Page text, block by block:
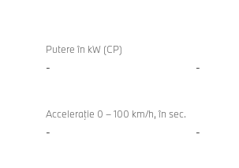
generală
tehnică
Putere în kW (CP)
- -
Acceleraţie 0 – 100 km/h, în sec.
- -